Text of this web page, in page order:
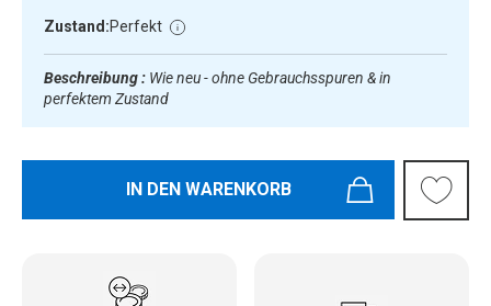
Zustand:Perfekt
Beschreibung : Wie neu - ohne Gebrauchsspuren & in
perfektem Zustand
IN DEN WARENKORB